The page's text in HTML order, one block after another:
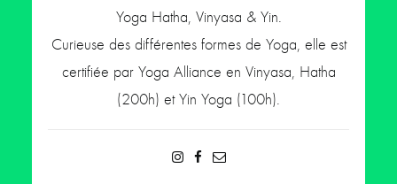
Yoga Hatha, Vinyasa & Yin.
Curieuse des différentes formes de Yoga, elle est
certifiée par Yoga Alliance en Vinyasa, Hatha
(200h) et Yin Yoga (100h).